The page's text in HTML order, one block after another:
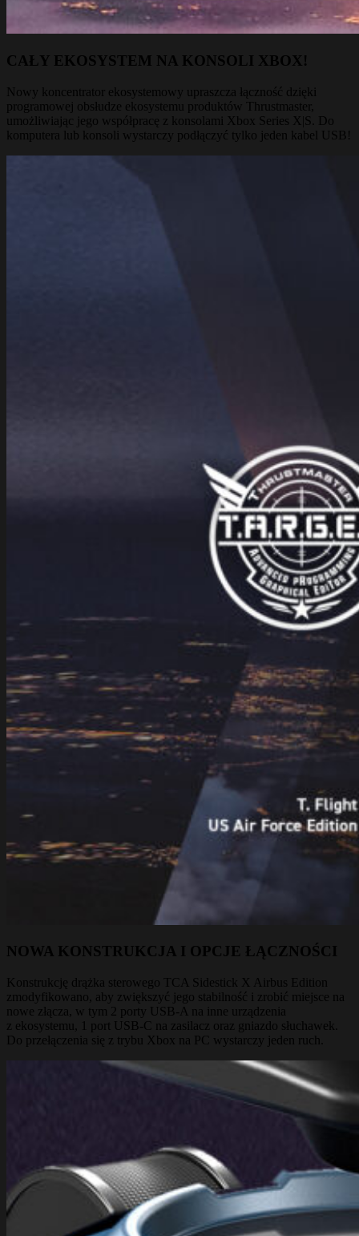
CAŁY EKOSYSTEM NA KONSOLI XBOX!
Nowy koncentrator ekosystemowy upraszcza łączność dzięki
programowej obsłudze ekosystemu produktów Thrustmaster,
umożliwiając jego współpracę z konsolami Xbox Series X|S. Do
komputera lub konsoli wystarczy podłączyć tylko jeden kabel USB!
NOWA KONSTRUKCJA I OPCJE ŁĄCZNOŚCI
Konstrukcję drążka sterowego TCA Sidestick X Airbus Edition
zmodyfikowano, aby zwiększyć jego stabilność i zrobić miejsce na
nowe złącza, w tym 2 porty USB-A na inne urządzenia
z ekosystemu, 1 port USB-C na zasilacz oraz gniazdo słuchawek.
Do przełączenia się z trybu Xbox na PC wystarczy jeden ruch.